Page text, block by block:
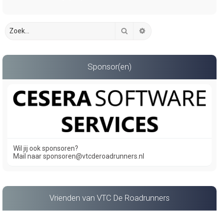
Zoek
Sponsor(en)
Wil jij ook sponsoren?
Mail naar sponsoren@vtcderoadrunners.nl
Vrienden van VTC De Roadrunners